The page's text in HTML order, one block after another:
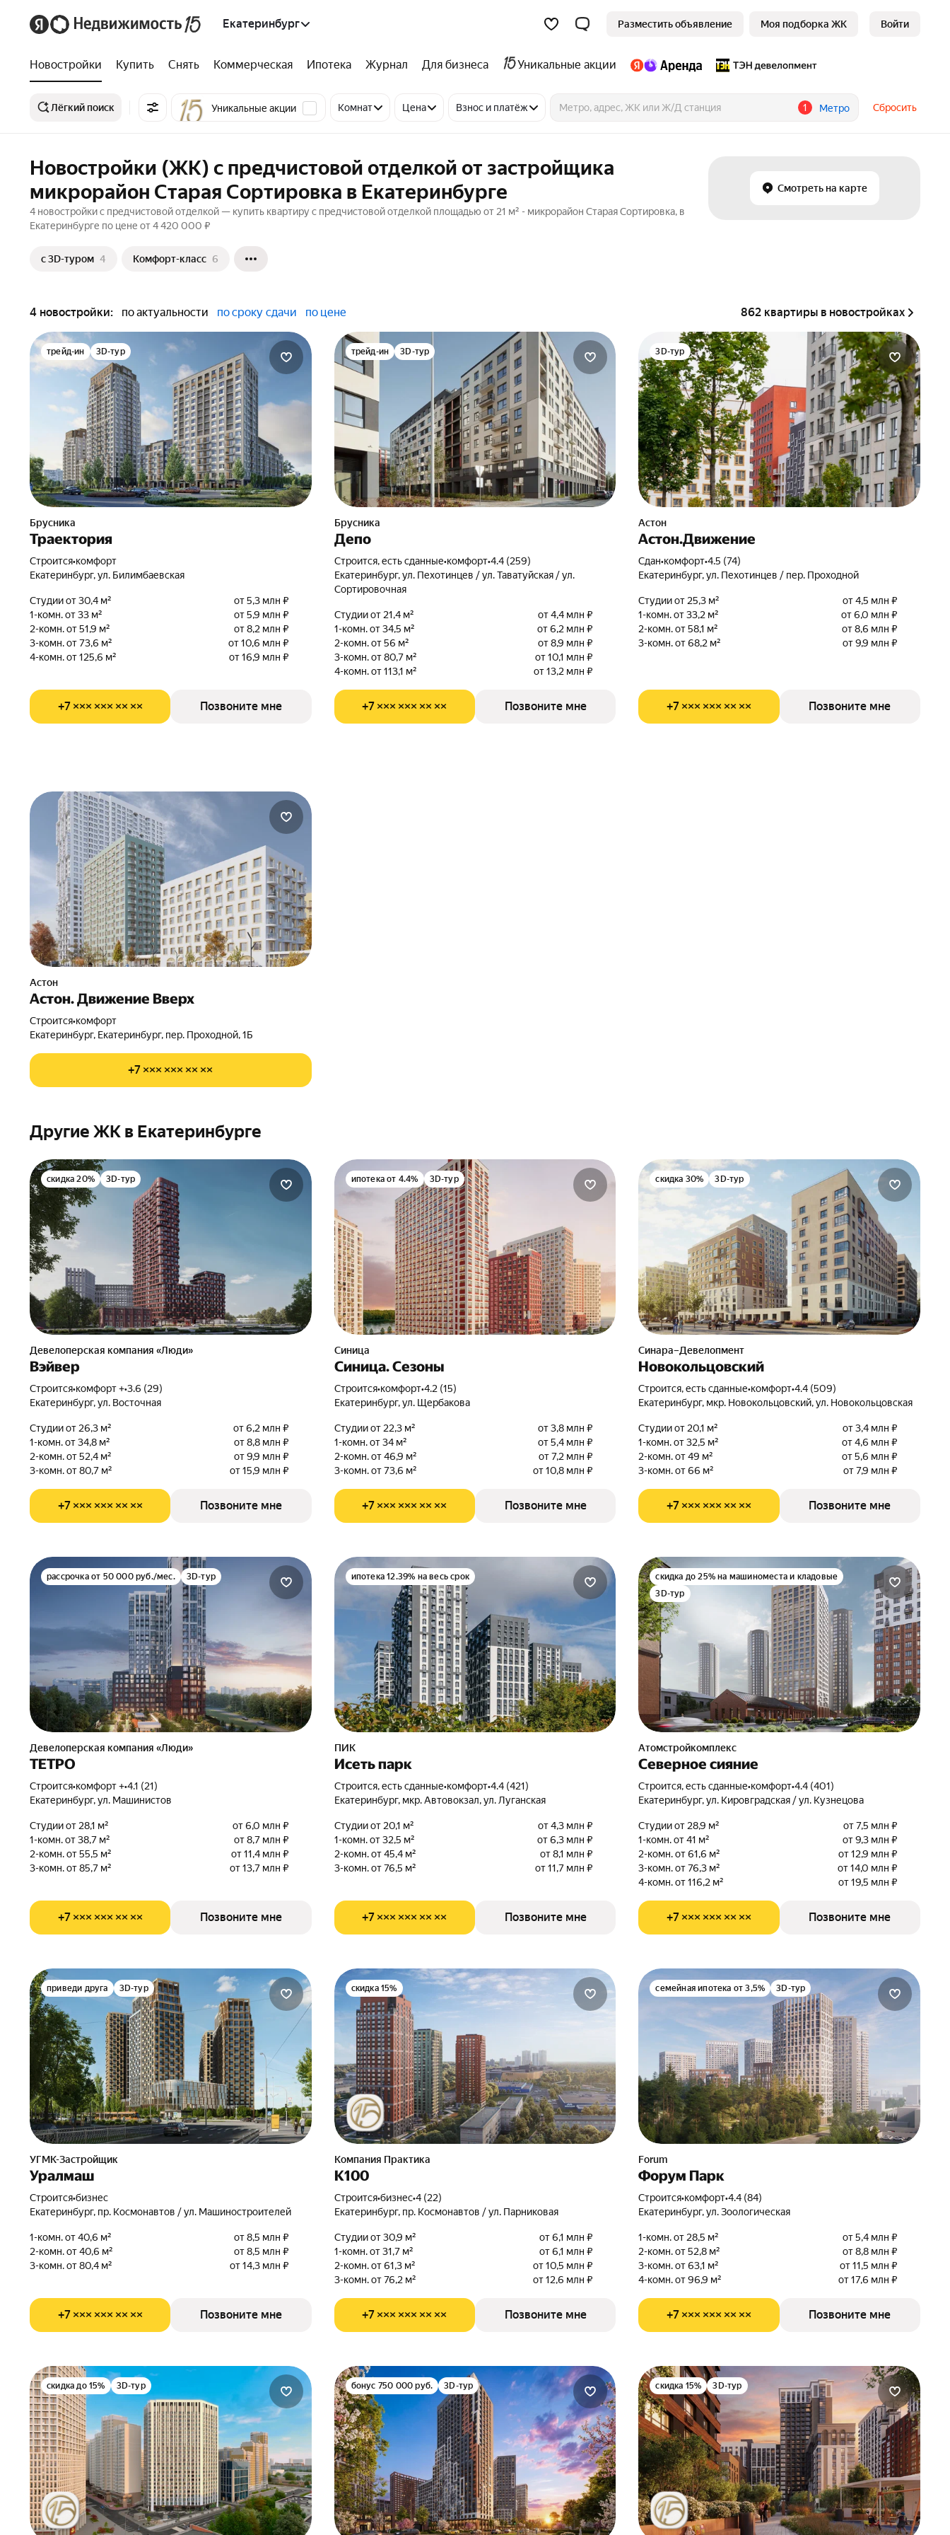
Екатеринбург Разместить объявление Моя подборка ЖК Войти
Новостройки Купить Снять Коммерческая Ипотека Журнал Для бизнеса Уникальные акции
Лёгкий поиск Уникальные акции Комнат Цена Взнос и платёж 1 Метро Сбросить
Новостройки (ЖК) с предчистовой отделкой от застройщика
микрорайон Старая Сортировка в Екатеринбурге
4 новостройки с предчистовой отделкой — купить квартиру с предчистовой отделкой площадью от 21 м² - микрорайон Старая Сортировка, в
Екатеринбурге по цене от 4 420 000 ₽
c 3D-туром 4 Комфорт-класс 6
Смотреть на карте
4 новостройки: по актуальности по сроку сдачи по цене 862 квартиры в новостройках
трейд-ин 3D-тур
Брусника
Траектория
Строится•комфорт
Екатеринбург, ул. Билимбаевская
Студии от 30,4 м²
от 5,3 млн ₽
1-комн. от 33 м²
от 5,9 млн ₽
2-комн. от 51,9 м²
от 8,2 млн ₽
3-комн. от 73,6 м²
от 10,6 млн ₽
4-комн. от 125,6 м²
от 16,9 млн ₽
+7 ××× ××× ×× ×× Позвоните мне
трейд-ин 3D-тур
Брусника
Депо
Строится, есть сданные•комфорт•4.4 (259)
Екатеринбург, ул. Пехотинцев / ул. Таватуйская / ул.
Сортировочная
Студии от 21,4 м²
от 4,4 млн ₽
1-комн. от 34,5 м²
от 6,2 млн ₽
2-комн. от 56 м²
от 8,9 млн ₽
3-комн. от 80,7 м²
от 10,1 млн ₽
4-комн. от 113,1 м²
от 13,2 млн ₽
+7 ××× ××× ×× ×× Позвоните мне
3D-тур
Астон
Астон.Движение
Сдан•комфорт•4.5 (74)
Екатеринбург, ул. Пехотинцев / пер. Проходной
Студии от 25,3 м²
от 4,5 млн ₽
1-комн. от 33,2 м²
от 6,0 млн ₽
2-комн. от 58,1 м²
от 8,6 млн ₽
3-комн. от 68,2 м²
от 9,9 млн ₽
+7 ××× ××× ×× ×× Позвоните мне
Астон
Астон. Движение Вверх
Строится•комфорт
Екатеринбург, Екатеринбург, пер. Проходной, 1Б
+7 ××× ××× ×× ××
Другие ЖК в Екатеринбурге
скидка 20% 3D-тур
Девелоперская компания «Люди»
Вэйвер
Строится•комфорт +•3.6 (29)
Екатеринбург, ул. Восточная
Студии от 26,3 м²
от 6,2 млн ₽
1-комн. от 34,8 м²
от 8,8 млн ₽
2-комн. от 52,4 м²
от 9,9 млн ₽
3-комн. от 80,7 м²
от 15,9 млн ₽
+7 ××× ××× ×× ×× Позвоните мне
ипотека от 4.4% 3D-тур
Синица
Синица. Сезоны
Строится•комфорт•4.2 (15)
Екатеринбург, ул. Щербакова
Студии от 22,3 м²
от 3,8 млн ₽
1-комн. от 34 м²
от 5,4 млн ₽
2-комн. от 46,9 м²
от 7,2 млн ₽
3-комн. от 73,6 м²
от 10,8 млн ₽
+7 ××× ××× ×× ×× Позвоните мне
скидка 30% 3D-тур
Синара–Девелопмент
Новокольцовский
Строится, есть сданные•комфорт•4.4 (509)
Екатеринбург, мкр. Новокольцовский, ул. Новокольцовская
Студии от 20,1 м²
от 3,4 млн ₽
1-комн. от 32,5 м²
от 4,6 млн ₽
2-комн. от 49 м²
от 5,6 млн ₽
3-комн. от 66 м²
от 7,9 млн ₽
+7 ××× ××× ×× ×× Позвоните мне
рассрочка от 50 000 руб./мес. 3D-тур
Девелоперская компания «Люди»
ТЕТРО
Строится•комфорт +•4.1 (21)
Екатеринбург, ул. Машинистов
Студии от 28,1 м²
от 6,0 млн ₽
1-комн. от 38,7 м²
от 8,7 млн ₽
2-комн. от 55,5 м²
от 11,4 млн ₽
3-комн. от 85,7 м²
от 13,7 млн ₽
+7 ××× ××× ×× ×× Позвоните мне
ипотека 12.39% на весь срок
ПИК
Исеть парк
Строится, есть сданные•комфорт•4.4 (421)
Екатеринбург, мкр. Автовокзал, ул. Луганская
Студии от 20,1 м²
от 4,3 млн ₽
1-комн. от 32,5 м²
от 6,3 млн ₽
2-комн. от 45,4 м²
от 8,1 млн ₽
3-комн. от 76,5 м²
от 11,7 млн ₽
+7 ××× ××× ×× ×× Позвоните мне
скидка до 25% на машиноместа и кладовые
3D-тур
Атомстройкомплекс
Северное сияние
Строится, есть сданные•комфорт•4.4 (401)
Екатеринбург, ул. Кировградская / ул. Кузнецова
Студии от 28,9 м²
от 7,5 млн ₽
1-комн. от 41 м²
от 9,3 млн ₽
2-комн. от 61,6 м²
от 12,9 млн ₽
3-комн. от 76,3 м²
от 14,0 млн ₽
4-комн. от 116,2 м²
от 19,5 млн ₽
+7 ××× ××× ×× ×× Позвоните мне
приведи друга 3D-тур
УГМК-Застройщик
Уралмаш
Строится•бизнес
Екатеринбург, пр. Космонавтов / ул. Машиностроителей
1-комн. от 40,6 м²
от 8,5 млн ₽
2-комн. от 40,6 м²
от 8,5 млн ₽
3-комн. от 80,4 м²
от 14,3 млн ₽
+7 ××× ××× ×× ×× Позвоните мне
скидка 15%
Компания Практика
К100
Строится•бизнес•4 (22)
Екатеринбург, пр. Космонавтов / ул. Парниковая
Студии от 30,9 м²
от 6,1 млн ₽
1-комн. от 31,7 м²
от 6,1 млн ₽
2-комн. от 61,3 м²
от 10,5 млн ₽
3-комн. от 76,2 м²
от 12,6 млн ₽
+7 ××× ××× ×× ×× Позвоните мне
семейная ипотека от 3,5% 3D-тур
Forum
Форум Парк
Строится•комфорт•4.4 (84)
Екатеринбург, ул. Зоологическая
1-комн. от 28,5 м²
от 5,4 млн ₽
2-комн. от 52,8 м²
от 8,8 млн ₽
3-комн. от 63,1 м²
от 11,5 млн ₽
4-комн. от 96,9 м²
от 17,6 млн ₽
+7 ××× ××× ×× ×× Позвоните мне
скидка до 15% 3D-тур бонус 750 000 руб. 3D-тур скидка 15% 3D-тур